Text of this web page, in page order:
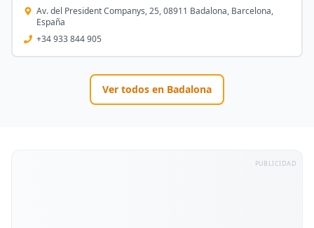
Av. del President Companys, 25, 08911 Badalona, Barcelona,
España
+34 933 844 905
Ver todos en Badalona
PUBLICIDAD